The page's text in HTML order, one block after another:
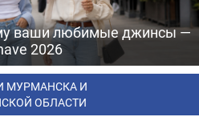
ваши любимые джинсы —
2026
МУРМАНСКА И
ОБЛАСТИ